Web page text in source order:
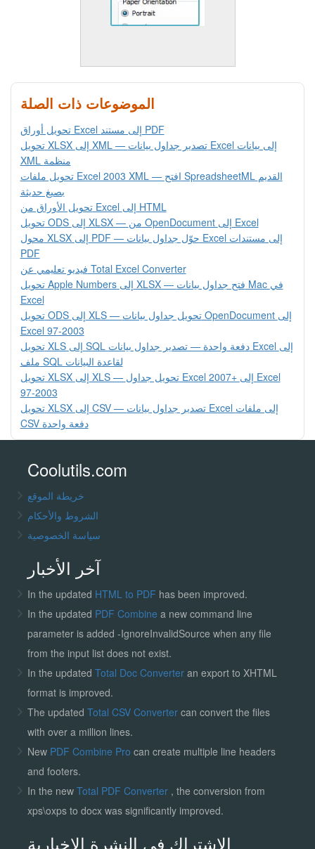
الموضوعات ذات الصلة
تحويل أوراق Excel إلى مستند PDF
تحويل XLSX إلى XML — تصدير جداول بيانات Excel إلى بيانات
XML منظمة
تحويل ملفات Excel 2003 XML — افتح SpreadsheetML القديم
بصيغ حديثة
تحويل الأوراق من Excel إلى HTML
تحويل ODS إلى XLSX — من OpenDocument إلى Excel
محول XLSX إلى PDF — حوّل جداول بيانات Excel إلى مستندات
PDF
فيديو تعليمي عن Total Excel Converter
تحويل Apple Numbers إلى XLSX — فتح جداول بيانات Mac في
Excel
تحويل ODS إلى XLS — تحويل جداول بيانات OpenDocument إلى
Excel 97-2003
تحويل XLS إلى SQL دفعة واحدة — تصدير جداول بيانات Excel إلى
ملف SQL لقاعدة البيانات
تحويل XLSX إلى XLS — تحويل جداول Excel 2007+ إلى Excel
97-2003
تحويل XLSX إلى CSV — تصدير جداول بيانات Excel إلى ملفات
CSV دفعة واحدة
Coolutils.com
خريطة الموقع
الشروط والأحكام
سياسة الخصوصية
آخر الأخبار
In the updated HTML to PDF has been improved.
In the updated PDF Combine a new command line
parameter is added -IgnoreInvalidSource when any file
from the input list does not exist.
In the updated Total Doc Converter an export to XHTML
format is improved.
The updated Total CSV Convertercan convert the files
with over a million lines.
New PDF Combine Pro can create multiple line headers
and footers.
In the new Total PDF Converter , the conversion from
xps\oxps to docx was significantly improved.
الاشتراك في النشرة الإخبارية